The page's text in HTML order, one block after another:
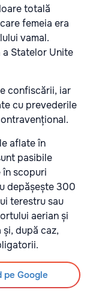
totală
femeia era
vamal.
a Statelor Unite
confiscării, iar
cu prevederile
aflate în
pasibile
scopuri
depășește 300
terestru sau
aerian și
după caz,
Google